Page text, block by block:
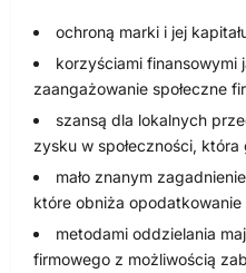
ochroną marki i jej
korzyściami finansowymi
zaangażowanie społeczne
szansą dla lokalnych
zysku w społeczności, która
mało znanym
które obniża
metodami oddzielania
firmowego z możliwością